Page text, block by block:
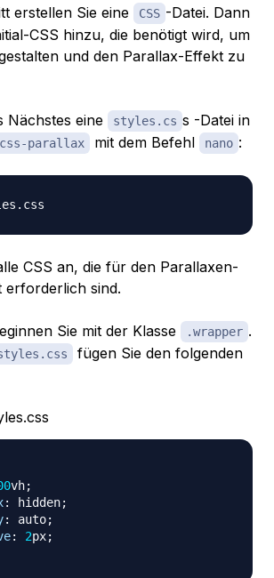
erstellen Sie eine CSS -Datei. Dann
CSS hinzu, die benötigt wird, um
und den Parallax-Effekt zu
Nächstes eine styles.cs s -Datei in
css-parallax mit dem Befehl nano :
CSS an, die für den Parallaxen-
erforderlich sind.
Sie mit der Klasse .wrapper .
fügen Sie den folgenden
vh;
: hidden;
: auto;
: 2px;